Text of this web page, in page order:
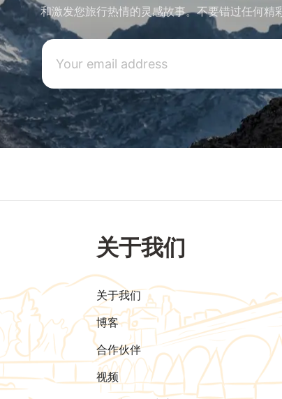
和激发您旅行热情的灵感故事。不要错过任何精
关于我们
关于我们
博客
合作伙伴
视频